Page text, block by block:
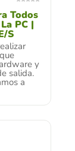
Todos
PC |
S
y
salida.
a